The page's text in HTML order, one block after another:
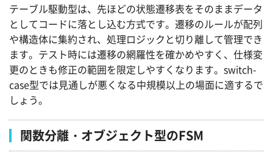
テーブル駆動型は、先ほどの状態遷移表をそのままデータ
としてコードに落とし込む方式です。遷移のルールが配列
や構造体に集約され、処理ロジックと切り離して管理でき
ます。テスト時には遷移の網羅性を確かめやすく、仕様変
更のときも修正の範囲を限定しやすくなります。switch-
case型では見通しが悪くなる中規模以上の場面に適するで
しょう。
関数分離・オブジェクト型のFSM